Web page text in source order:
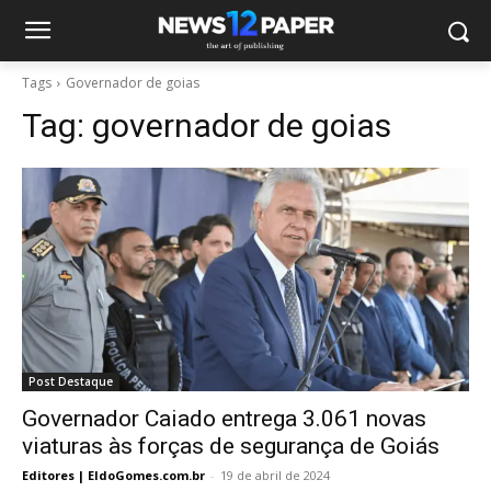
Tags Governador de goias
Tag: governador de goias
Post Destaque
Governador Caiado entrega 3.061 novas
viaturas às forças de segurança de Goiás
Editores | EldoGomes.com.br - 19 de abril de 2024